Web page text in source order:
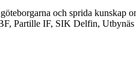
och sprida
Partille IF, SIK Delfin, Utbynäs